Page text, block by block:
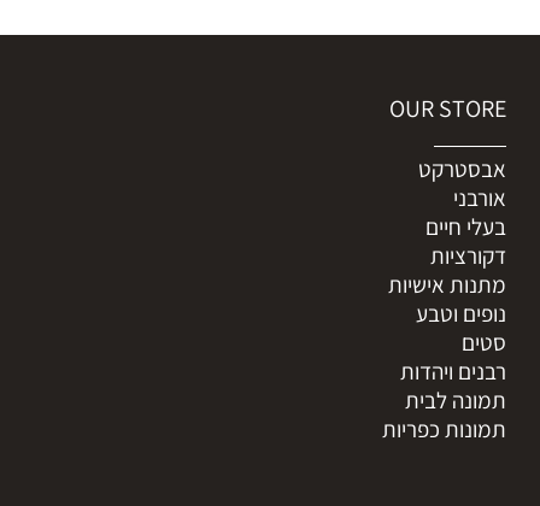
OUR STORE
אבסטרקט
אורבני
בעלי חיים
דקורציות
מתנות אישיות
נופים וטבע
סטים
רבנים ויהדות
תמונה לבית
תמונות כפריות